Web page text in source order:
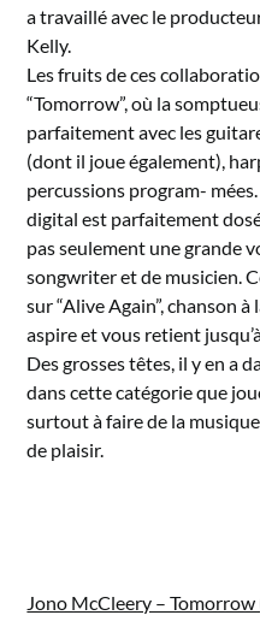
a travaillé avec le
Kelly.
Les fruits de ces
“Tomorrow”, où la
parfaitement avec les
(dont il joue également),
percussions program-
digital est parfaitement
pas seulement une grande
songwriter et de musicien.
sur “Alive Again”, chanson
aspire et vous retient
Des grosses têtes, il y en a
dans cette catégorie que
surtout à faire de la
de plaisir.
Jono McCleery – Tomorrow